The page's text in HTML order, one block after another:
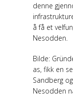
denne
å få et
Nesodden.
Bilde:
as, fikk en
Sandberg
Nesodden